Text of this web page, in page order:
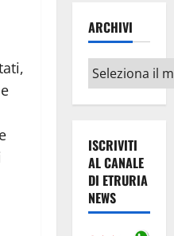
ARCHIVI
Archivi
ISCRIVITI
AL CANALE
DI ETRURIA
NEWS